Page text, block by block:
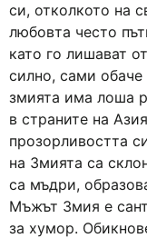
си, отколкото на
любовта често
като го лишават
силно, сами
змията има лоша
в страните на
прозорливостта
на Змията са
са мъдри,
Мъжът Змия е
за хумор.